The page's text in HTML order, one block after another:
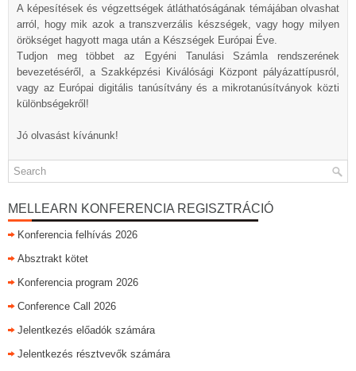
A képesítések és végzettségek átláthatóságának témájában olvashat
arról, hogy mik azok a transzverzális készségek, vagy hogy milyen
örökséget hagyott maga után a Készségek Európai Éve.
Tudjon meg többet az Egyéni Tanulási Számla rendszerének
bevezetéséről, a Szakképzési Kiválósági Központ pályázattípusról,
vagy az Európai digitális tanúsítvány és a mikrotanúsítványok közti
különbségekről!
Jó olvasást kívánunk!
MELLEARN KONFERENCIA REGISZTRÁCIÓ
Konferencia felhívás 2026
Absztrakt kötet
Konferencia program 2026
Conference Call 2026
Jelentkezés előadók számára
Jelentkezés résztvevők számára